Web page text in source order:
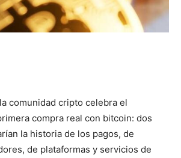
comunidad cripto celebra el
compra real con bitcoin: dos
la historia de los pagos, de
de plataformas y servicios de